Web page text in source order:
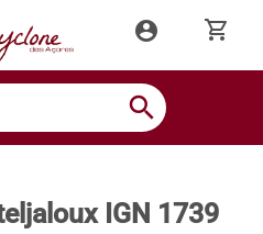
account_circle shopping_cart
search
IGN 1739